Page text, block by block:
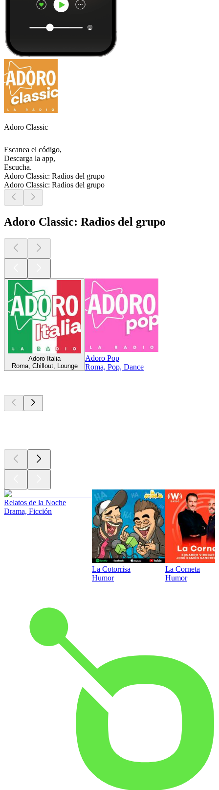
Adoro Classic
Escanea el código,
Descarga la app,
Escucha.
Adoro Classic: Radios del grupo
Adoro Classic: Radios del grupo
Adoro Classic: Radios del grupo
Adoro Italia
Roma, Chillout, Lounge
Adoro Pop
Roma, Pop, Dance
Relatos de la Noche
Drama, Ficción
La Cotorrisa
Humor
La Corneta
Humor